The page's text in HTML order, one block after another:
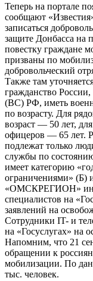
Теперь на портале
сообщают
записаться
защите Донбасса на
повестку граждане
призваны по
добровольческий
Также там
гражданство
(ВС) РФ, иметь
по возрасту. Для
возраст — 50 лет,
офицеров — 65 лет.
подлежат только
службы по
имеет категорию
ограничениями» (Б)
«ОМСКРЕГИОН»
специалистов на
заявлений на
Сотрудники IT- и
на «Госуслугах» на
Напомним, что 21
обращении к
мобилизации. По
тыс. человек.